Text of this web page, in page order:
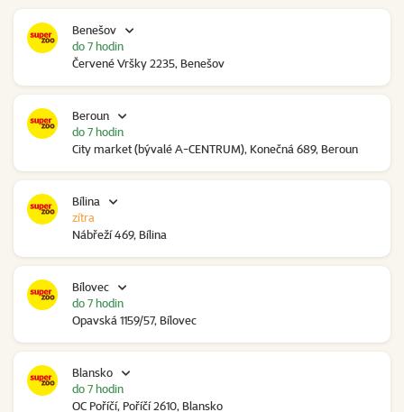
Benešov
Červené Vršky 2235, Benešov
do 7 hodin
Beroun
City market (bývalé A-CENTRUM), Konečná 689, Beroun
do 7 hodin
Bílina
Nábřeží 469, Bílina
zítra
Bílovec
Opavská 1159/57, Bílovec
do 7 hodin
Blansko
OC Poříčí, Poříčí 2610, Blansko
do 7 hodin